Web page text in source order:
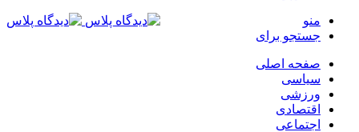
منو
جستجو برای
صفحه اصلی
سیاسی
ورزشی
اقتصادی
اجتماعی